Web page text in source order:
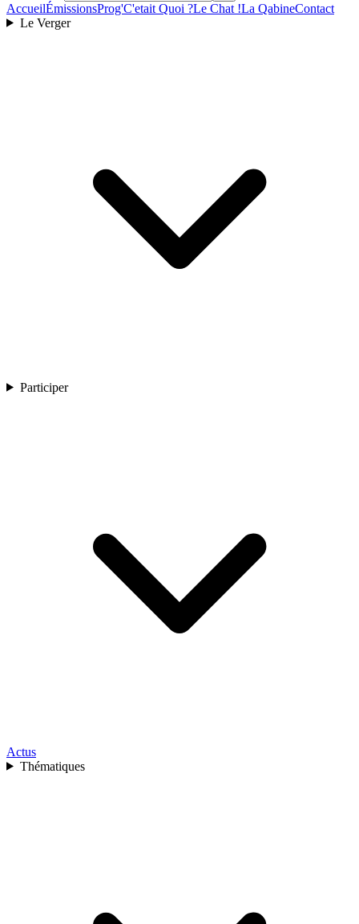
AccueilÉmissionsProg'C'etait Quoi ?Le Chat !La QabineContact
Le Verger
Participer
Actus
Thématiques